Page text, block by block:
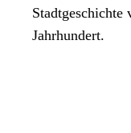
Stadtgeschichte
Jahrhundert.